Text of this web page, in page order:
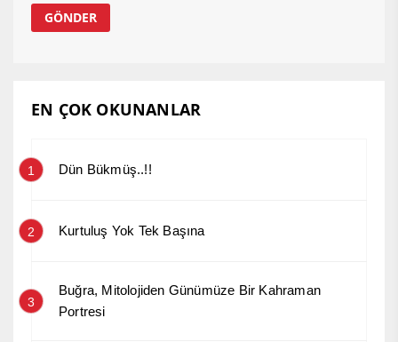
EN ÇOK OKUNANLAR
1 Dün Bükmüş..!!
2 Kurtuluş Yok Tek Başına
3
Buğra, Mitolojiden Günümüze Bir Kahraman
Portresi